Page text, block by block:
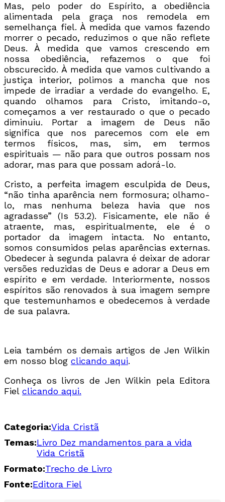
Mas, pelo poder do Espírito, a obediência
alimentada pela graça nos remodela em
semelhança fiel. À medida que vamos fazendo
morrer o pecado, reduzimos o que não reflete
Deus. À medida que vamos crescendo em
nossa obediência, refazemos o que foi
obscurecido. À medida que vamos cultivando a
justiça interior, polimos a mancha que nos
impede de irradiar a verdade do evangelho. E,
quando olhamos para Cristo, imitando-o,
começamos a ver restaurado o que o pecado
diminuiu. Portar a imagem de Deus não
significa que nos parecemos com ele em
termos físicos, mas, sim, em termos
espirituais — não para que outros possam nos
adorar, mas para que possam adorá-lo.
Cristo, a perfeita imagem esculpida de Deus,
“não tinha aparência nem formosura; olhamo-
lo, mas nenhuma beleza havia que nos
agradasse” (Is 53.2). Fisicamente, ele não é
atraente, mas, espiritualmente, ele é o
portador da imagem intacta. No entanto,
somos consumidos pelas aparências externas.
Obedecer à segunda palavra é deixar de adorar
versões reduzidas de Deus e adorar a Deus em
espírito e em verdade. Interiormente, nossos
espíritos são renovados à sua imagem sempre
que testemunhamos e obedecemos à verdade
de sua palavra.
Leia também os demais artigos de Jen Wilkin
em nosso blog clicando aqui.
Conheça os livros de Jen Wilkin pela Editora
Fiel clicando aqui.
Categoria:Vida Cristã
Temas:Livro Dez mandamentos para a vida
Vida Cristã
Formato:Trecho de Livro
Fonte:Editora Fiel